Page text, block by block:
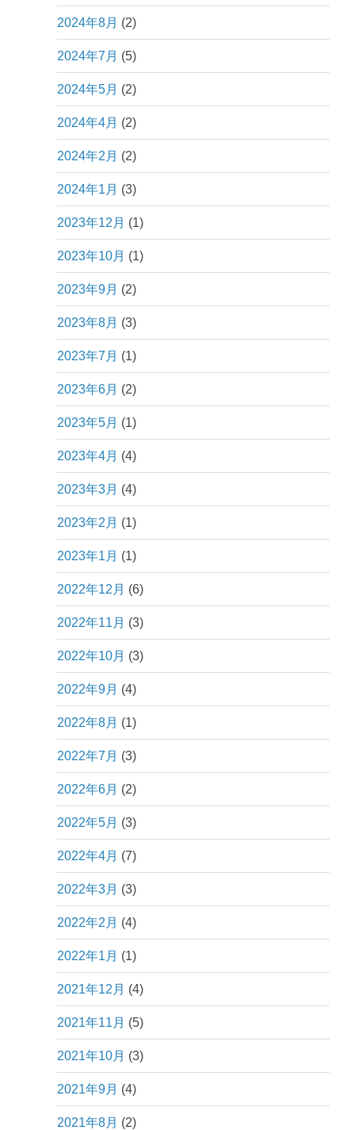
2024年8月 (2)
2024年7月 (5)
2024年5月 (2)
2024年4月 (2)
2024年2月 (2)
2024年1月 (3)
2023年12月 (1)
2023年10月 (1)
2023年9月 (2)
2023年8月 (3)
2023年7月 (1)
2023年6月 (2)
2023年5月 (1)
2023年4月 (4)
2023年3月 (4)
2023年2月 (1)
2023年1月 (1)
2022年12月 (6)
2022年11月 (3)
2022年10月 (3)
2022年9月 (4)
2022年8月 (1)
2022年7月 (3)
2022年6月 (2)
2022年5月 (3)
2022年4月 (7)
2022年3月 (3)
2022年2月 (4)
2022年1月 (1)
2021年12月 (4)
2021年11月 (5)
2021年10月 (3)
2021年9月 (4)
2021年8月 (2)